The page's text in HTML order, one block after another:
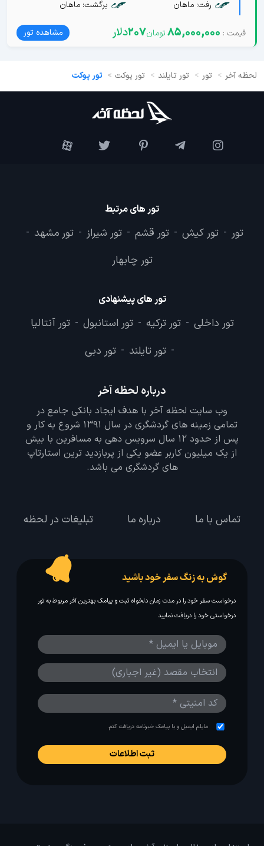
رفت: ماهان برگشت: ماهان
85,000,000
207دلار مشاهده تور
لحظه آخر تور تور تایلند تور پوکت تور پوکت
تور های مرتبط
تور - تور کیش - تور قشم - تور شیراز - تور مشهد -
تور چابهار
تور های پیشنهادی
تور داخلی - تور ترکیه - تور استانبول - تور آنتالیا
- تور تایلند - تور دبی
درباره لحظه آخر
وب سایت لحظه آخر با هدف ایجاد بانکی جامع در
تمامی زمینه های گردشگری در سال 1391 شروع به کار و
پس از حدود 12 سال سرویس دهی به مسافرین با بیش
از یک میلیون کاربر عضو یکی از پربازدید ترین استارتاپ
های گردشگری می باشد.
تماس با ما درباره ما تبلیغات در لحظه
گوش به زنگ سفر خود باشید
درخواست سفر خود را در مدت زمان دلخواه ثبت و پیامک بهترین آفر مربوط به تور
درخواستی خود را دریافت نمایید
مایلم ایمیل و یا پیامک خبرنامه دریافت کنم.